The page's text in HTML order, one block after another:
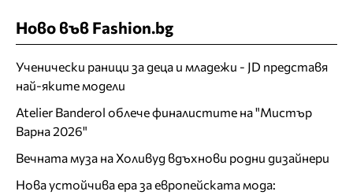
Ново във Fashion.bg
Ученически раници за деца и младежи - JD представя
най-яките модели
Atelier Banderol облече финалистите на "Мистър
Варна 2026"
Вечната муза на Холивуд вдъхнови родни дизайнери
Нова устойчива ера за европейската мода: